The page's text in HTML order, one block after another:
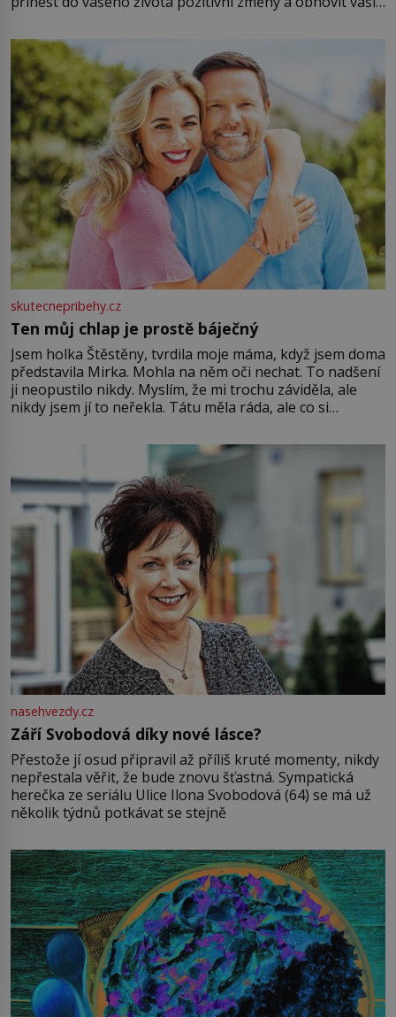
můžete obohatit své rituály a přinést do svého života
větší harmonii a klid. Je důležité
skutecnepribehy.cz
Ten můj chlap je prostě báječný
Jsem holka Štěstěny, tvrdila moje máma, když jsem doma
představila Mirka. Mohla na něm oči nechat. To nadšení
ji neopustilo nikdy. Myslím, že mi trochu záviděla, ale
nikdy jsem jí to neřekla. Tátu měla ráda, ale co si
Jsme spolu moc rádi Tehdy byla jiná doba, když
nasehvezdy.cz
Září Svobodová díky nové lásce?
Přestože jí osud připravil až příliš kruté momenty, nikdy
nepřestala věřit, že bude znovu šťastná. Sympatická
herečka ze seriálu Ulice Ilona Svobodová (64) se má už
několik týdnů potkávat se stejně